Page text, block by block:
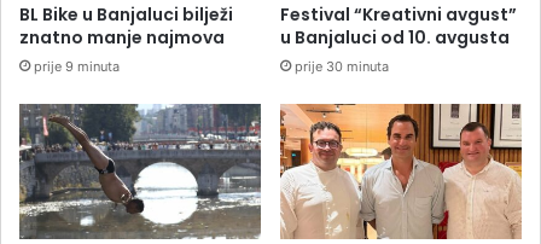
BL Bike u Banjaluci bilježi
znatno manje najmova
prije 9 minuta
Festival “Kreativni avgust”
u Banjaluci od 10. avgusta
prije 30 minuta